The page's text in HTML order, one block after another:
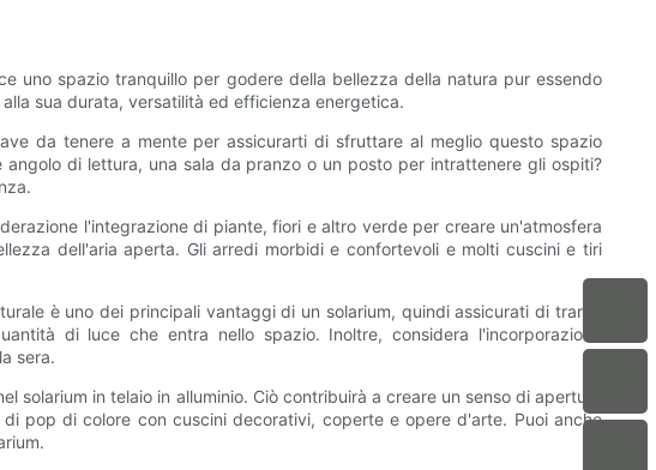
uno spazio tranquillo per godere della bellezza della natura pur essendo
sua durata, versatilità ed efficienza energetica.
da tenere a mente per assicurarti di sfruttare al meglio questo spazio
di lettura, una sala da pranzo o un posto per intrattenere gli ospiti?
l'integrazione di piante, fiori e altro verde per creare un'atmosfera
dell'aria aperta. Gli arredi morbidi e confortevoli e molti cuscini e tiri
è uno dei principali vantaggi di un solarium, quindi assicurati di trarne
di luce che entra nello spazio. Inoltre, considera l'incorporazione
sera.
in telaio in alluminio. Ciò contribuirà a creare un senso di apertura
pop di colore con cuscini decorativi, coperte e opere d'arte. Puoi anche